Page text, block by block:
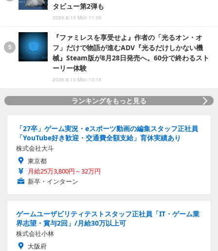
タビュー第2弾も
2026.8.10 Mon 11:00
『ファミレスを享受せよ』作者の「光るオン・オ
フ」だけで物語が進むADV『光るだけしかない機
械』Steam版が8月28日発売へ。60分で終わるスト
ーリー体験
2026.8.10 Mon 10:15
ランキングをもっと見る
「27卒」ゲーム実況・eスポーツ動画の編集スタッフ正社員
「YouTube好き歓迎・交通費全額支給」育休実績あり
株式会社大斗
東京都
月給25万3,800円～32万円
新卒・インターン
ゲームユーザビリティテストスタッフ正社員「IT・ゲーム業
界志望・賞与2回」/月給30万以上可
株式会社小林
大阪府